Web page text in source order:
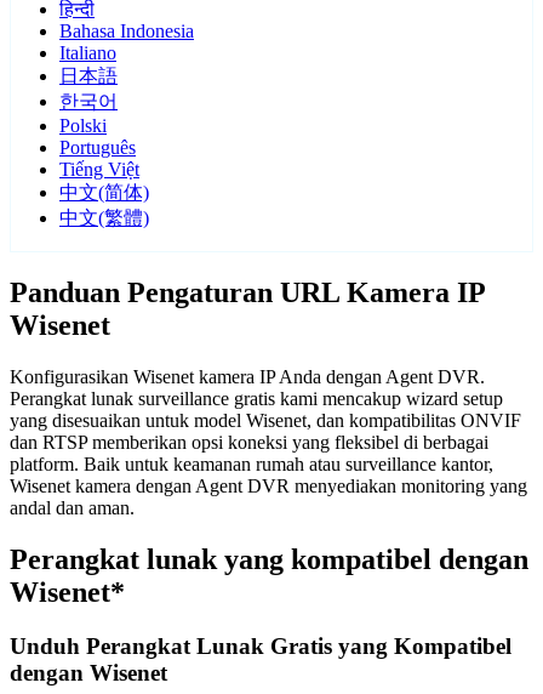
हिन्दी
Bahasa Indonesia
Italiano
日本語
한국어
Polski
Português
Tiếng Việt
中文(简体)
中文(繁體)
Panduan Pengaturan URL Kamera IP
Wisenet
Konfigurasikan Wisenet kamera IP Anda dengan Agent DVR.
Perangkat lunak surveillance gratis kami mencakup wizard setup
yang disesuaikan untuk model Wisenet, dan kompatibilitas ONVIF
dan RTSP memberikan opsi koneksi yang fleksibel di berbagai
platform. Baik untuk keamanan rumah atau surveillance kantor,
Wisenet kamera dengan Agent DVR menyediakan monitoring yang
andal dan aman.
Perangkat lunak yang kompatibel dengan
Wisenet*
Unduh Perangkat Lunak Gratis yang Kompatibel
dengan Wisenet